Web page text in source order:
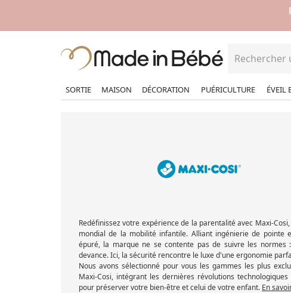
SORTIE MAISON DÉCORATION PUÉRICULTURE ÉVEIL
Redéfinissez votre expérience de la parentalité avec Maxi-
mondial de la mobilité infantile. Alliant ingénierie de pointe
épuré, la marque ne se contente pas de suivre les normes
devance. Ici, la sécurité rencontre le luxe d'une ergonomie
Nous avons sélectionné pour vous les gammes les plus
Maxi-Cosi, intégrant les dernières révolutions technologiques
pour préserver votre bien-être et celui de votre enfant. En